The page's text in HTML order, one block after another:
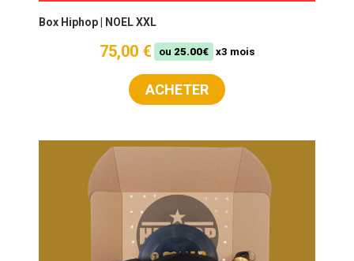
Box Hiphop | NOEL XXL
75,00 € ou 25.00€ x3 mois
ACHETER